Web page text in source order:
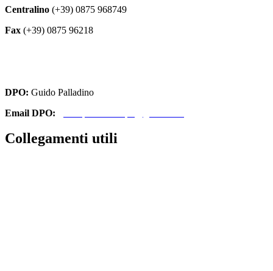
Centralino (+39) 0875 968749
Fax (+39) 0875 96218
DPO: Guido Palladino
Email DPO:
Collegamenti utili